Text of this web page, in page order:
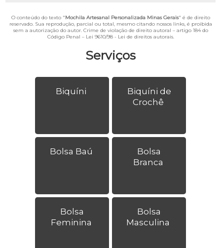
Serviços
Biquíni
Biquíni de
Crochê
Bolsa Baú
Bolsa
Branca
Bolsa
Feminina
Bolsa
Masculina
O conteúdo do texto "Mochila Artesanal Personalizada Minas Gerais" é de direito
reservado. Sua reprodução, parcial ou total, mesmo citando nossos links, é proibida
sem a autorização do autor. Crime de violação de direito autoral – artigo 184 do
Código Penal – Lei 9610/98 - Lei de direitos autorais.